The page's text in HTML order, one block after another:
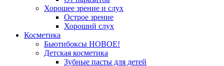
Хорошее зрение и слух
Острое зрение
Хороший слух
Косметика
Бьютибоксы НОВОЕ!
Детская косметика
Зубные пасты для детей